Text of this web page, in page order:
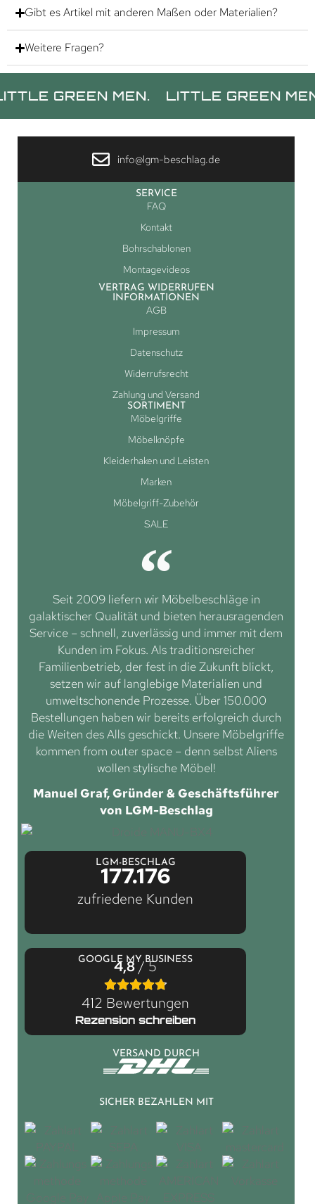
Gibt es Artikel mit anderen Maßen oder Materialien?
Weitere Fragen?
MEN. LITTLE GREEN MEN.
info@lgm-beschlag.de
SERVICE
FAQ
Kontakt
Bohrschablonen
Montagevideos
VERTRAG WIDERRUFEN
INFORMATIONEN
AGB
Impressum
Datenschutz
Widerrufsrecht
Zahlung und Versand
SORTIMENT
Möbelgriffe
Möbelknöpfe
Kleiderhaken und Leisten
Marken
Möbelgriff-Zubehör
SALE
Seit 2009 liefern wir Möbelbeschläge in
galaktischer Qualität und bieten herausragenden
Service – schnell, zuverlässig und immer mit dem
Kunden im Fokus. Als traditionsreicher
Familienbetrieb, der fest in die Zukunft blickt,
setzen wir auf langlebige Materialien und
umweltschonende Prozesse. Über 150.000
Bestellungen haben wir bereits erfolgreich durch
die Weiten des Alls geschickt. Unsere Möbelgriffe
kommen from outer space – denn selbst Aliens
wollen stylische Möbel!
Manuel Graf, Gründer & Geschäftsführer
von LGM-Beschlag
LGM-BESCHLAG
177.176
zufriedene Kunden
GOOGLE MY BUSINESS
4,8/ 5
412 Bewertungen
Rezension schreiben
VERSAND DURCH
SICHER BEZAHLEN MIT